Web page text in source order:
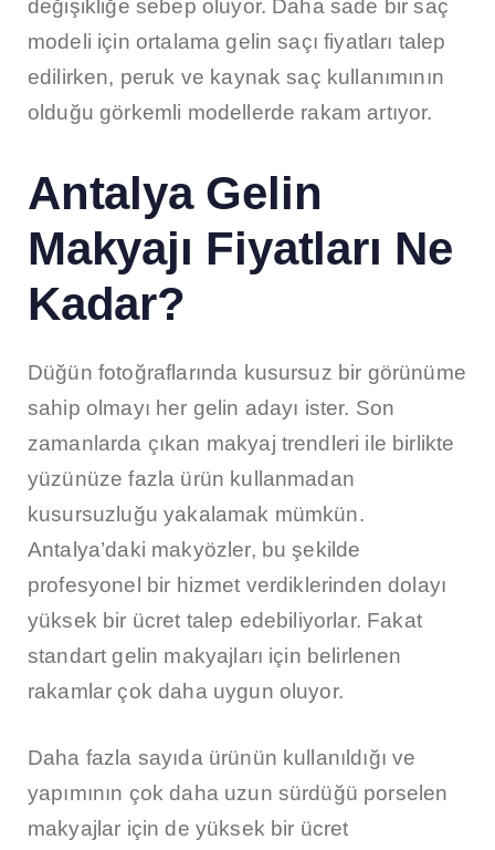
değişikliğe sebep oluyor. Daha sade bir saç
modeli için ortalama gelin saçı fiyatları talep
edilirken, peruk ve kaynak saç kullanımının
olduğu görkemli modellerde rakam artıyor.
Antalya Gelin
Makyajı Fiyatları Ne
Kadar?
Düğün fotoğraflarında kusursuz bir görünüme
sahip olmayı her gelin adayı ister. Son
zamanlarda çıkan makyaj trendleri ile birlikte
yüzünüze fazla ürün kullanmadan
kusursuzluğu yakalamak mümkün.
Antalya’daki makyözler, bu şekilde
profesyonel bir hizmet verdiklerinden dolayı
yüksek bir ücret talep edebiliyorlar. Fakat
standart gelin makyajları için belirlenen
rakamlar çok daha uygun oluyor.
Daha fazla sayıda ürünün kullanıldığı ve
yapımının çok daha uzun sürdüğü porselen
makyajlar için de yüksek bir ücret